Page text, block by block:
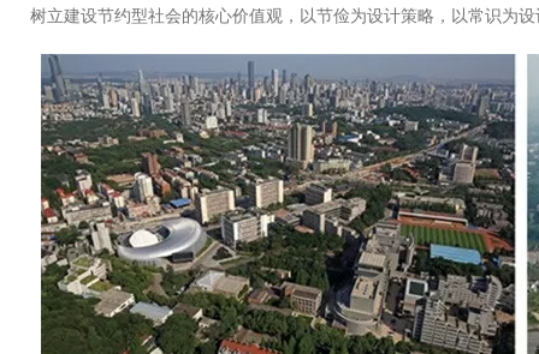
树立建设节约型社会的核心价值观，以节俭为设计策略，以常识为